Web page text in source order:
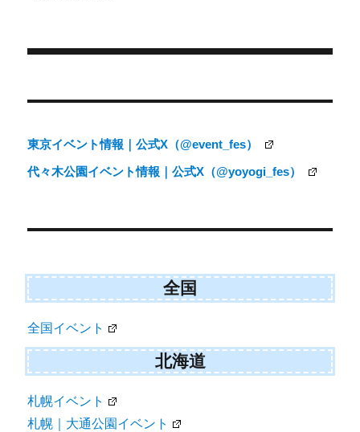
i
r
稿
ビ
ゲ
シ
ン
東京イベント情報｜公式X（@event_fes）
代々木公園イベント情報｜公式X（@yoyogi_fes）
全国
全国イベント
北海道
札幌イベント
札幌｜大通公園イベント